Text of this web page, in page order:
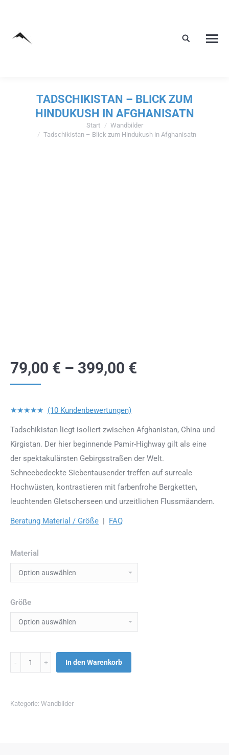
TADSCHIKISTAN – BLICK ZUM
HINDUKUSH IN AFGHANISATN
Start
Wandbilder
Tadschikistan – Blick zum Hindukush in Afghanisatn
79,00 € – 399,00 €
★★★★★ (10 Kundenbewertungen)
Tadschikistan liegt isoliert zwischen Afghanistan, China und
Kirgistan. Der hier beginnende Pamir-Highway gilt als eine
der spektakulärsten Gebirgsstraßen der Welt.
Schneebedeckte Siebentausender treffen auf surreale
Hochwüsten, kontrastieren mit farbenfrohe Bergketten,
leuchtenden Gletscherseen und urzeitlichen Flussmäandern.
Beratung Material / Größe | FAQ
Material
Größe
Menge In den Warenkorb
Kategorie: Wandbilder